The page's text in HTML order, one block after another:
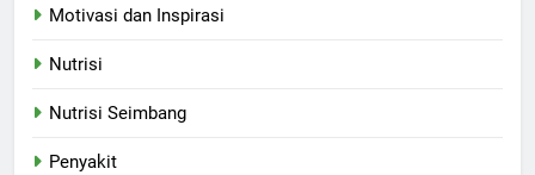
Motivasi dan Inspirasi
Nutrisi
Nutrisi Seimbang
Penyakit